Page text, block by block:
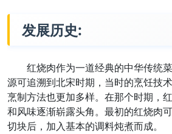
发展历史:
红烧肉作为一道经典的中华传统
源可追溯到北宋时期，当时的烹饪技
烹制方法也更加多样。在那个时期，
和风味逐渐崭露头角。最初的红烧肉
切块后，加入基本的调料炖煮而成。